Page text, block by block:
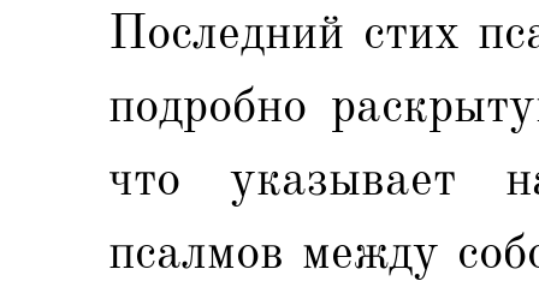
Последний стих
подробно
что указывает
псалмов между